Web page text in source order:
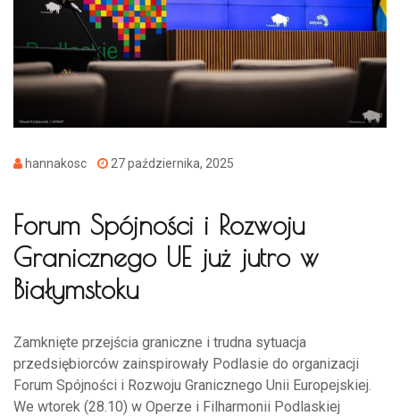
hannakosc 27 października, 2025
Forum Spójności i Rozwoju
Granicznego UE już jutro w
Białymstoku
Zamknięte przejścia graniczne i trudna sytuacja
przedsiębiorców zainspirowały Podlasie do organizacji
Forum Spójności i Rozwoju Granicznego Unii Europejskiej.
We wtorek (28.10) w Operze i Filharmonii Podlaskiej